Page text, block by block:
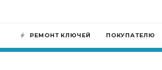
РЕМОНТ КЛЮЧЕЙ ПОКУПАТЕЛЮ